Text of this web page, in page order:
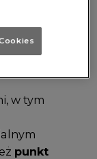
o jego
świata
w tym
punkt